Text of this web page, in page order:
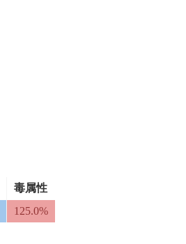
毒属性
125.0%